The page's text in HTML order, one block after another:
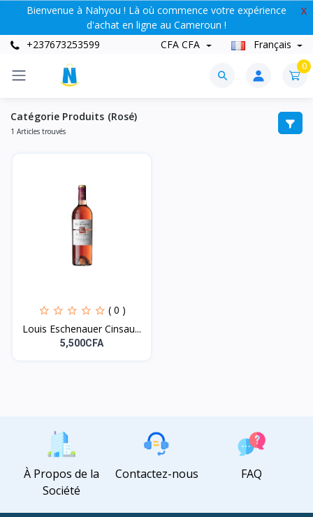
Bienvenue à Nahyou ! Là où commence votre expérience
d'achat en ligne au Cameroun !
X
+237673253599 CFA CFA Français
0
Catégorie Produits (Rosé)
1 Articles trouvés
( 0 )
Louis Eschenauer Cinsau...
5,500CFA
À Propos de la
Société
Contactez-nous FAQ